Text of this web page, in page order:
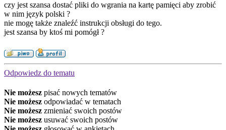
czy jest szansa dostać pliki do wgrania na kartę pamięci aby zrobić
w nim język polski ?
nie mogę także znaleźć instrukcji obsługi do tego.
jest szansa by ktoś mi pomógł ?
Odpowiedz do tematu
Nie możesz pisać nowych tematów
Nie możesz odpowiadać w tematach
Nie możesz zmieniać swoich postów
Nie możesz usuwać swoich postów